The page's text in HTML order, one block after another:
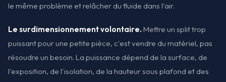
le même problème et relâcher du fluide dans l'air.
Le surdimensionnement volontaire. Mettre un split trop
puissant pour une petite pièce, c'est vendre du matériel, pas
résoudre un besoin. La puissance dépend de la surface, de
l'exposition, de l'isolation, de la hauteur sous plafond et des